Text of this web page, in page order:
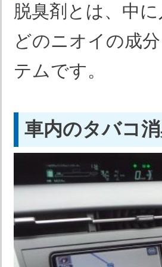
脱臭剤とは、中
どのニオイの成
テムです。
車内のタバコ